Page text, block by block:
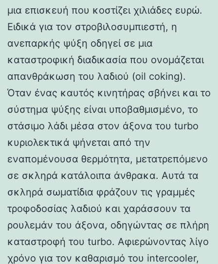
μια επισκευή που κοστίζει χιλιάδες ευρώ.
Ειδικά για τον στροβιλοσυμπιεστή, η
ανεπαρκής ψύξη οδηγεί σε μια
καταστροφική διαδικασία που ονομάζεται
απανθράκωση του λαδιού (oil coking).
Όταν ένας καυτός κινητήρας σβήνει και το
σύστημα ψύξης είναι υποβαθμισμένο, το
στάσιμο λάδι μέσα στον άξονα του turbo
κυριολεκτικά ψήνεται από την
εναπομένουσα θερμότητα, μετατρεπόμενο
σε σκληρά κατάλοιπα άνθρακα. Αυτά τα
σκληρά σωματίδια φράζουν τις γραμμές
τροφοδοσίας λαδιού και χαράσσουν τα
ρουλεμάν του άξονα, οδηγώντας σε πλήρη
καταστροφή του turbo. Αφιερώνοντας λίγο
χρόνο για τον καθαρισμό του intercooler,